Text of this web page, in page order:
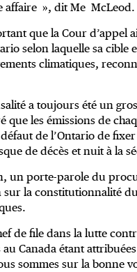
affaire », dit Me McLeod.
que la Cour
selon laquelle sa cible
climatiques,
a toujours été un
que les émissions de
de l’Ontario de
de décès et nuit à la
un porte-parole du
la constitutionnalité
de file dans la lutte
au Canada étant
sommes sur la bonne